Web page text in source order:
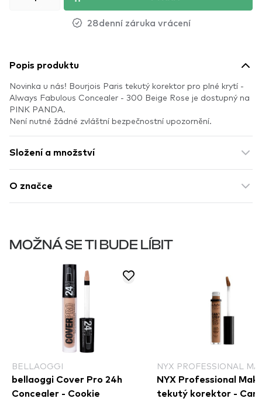
28denní záruka vrácení
Popis produktu
Novinka u nás! Bourjois Paris tekutý korektor pro plné krytí -
Always Fabulous Concealer - 300 Beige Rose je dostupný na
PINK PANDA.
Není nutné žádné zvláštní bezpečnostní upozornění.
Složení a množství
O značce
MOŽNÁ SE TI BUDE LÍBIT
BELLAOGGI
bellaoggi Cover Pro 24h
Concealer - Cookie
NYX PROFESSIONAL
NYX Professional
tekutý korektor - Can't